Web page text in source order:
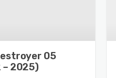
05
– 2025)